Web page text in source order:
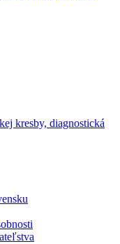
kresby, diagnostická